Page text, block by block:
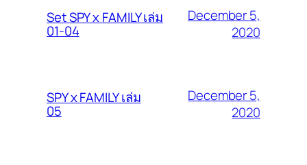
Set SPY x FAMILY เล่ม
01-04
December 5,
2020
SPY x FAMILY เล่ม
05
December 5,
2020